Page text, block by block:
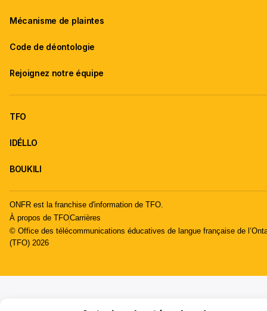
Mécanisme de plaintes
Code de déontologie
Rejoignez notre équipe
TFO
IDÉLLO
BOUKILI
ONFR est la franchise d'information de TFO.
À propos de TFOCarrières
© Office des télécommunications éducatives de langue française de
(TFO) 2026